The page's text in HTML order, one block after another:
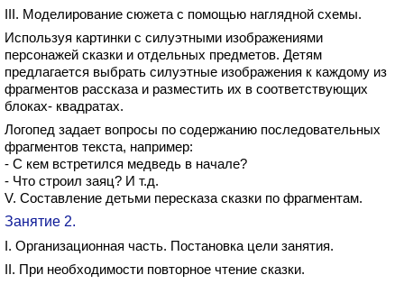
III. Моделирование сюжета с помощью наглядной схемы.
Используя картинки с силуэтными изображениями
персонажей сказки и отдельных предметов. Детям
предлагается выбрать силуэтные изображения к каждому из
фрагментов рассказа и разместить их в соответствующих
блоках- квадратах.
Логопед задает вопросы по содержанию последовательных
фрагментов текста, например:
- С кем встретился медведь в начале?
- Что строил заяц? И т.д.
V. Составление детьми пересказа сказки по фрагментам.
Занятие 2.
I. Организационная часть. Постановка цели занятия.
II. При необходимости повторное чтение сказки.